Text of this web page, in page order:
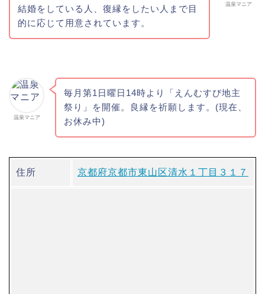
温泉マニア
結婚をしている人、復縁をしたい人まで目
的に応じて用意されています。
温泉マニア
毎月第1日曜日14時より「えんむすび地主
祭り」を開催。良縁を祈願します。(現在、
お休み中)
住所 京都府京都市東山区清水１丁目３１７